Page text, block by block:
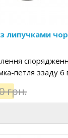
липучками
петля ззаду 6
грн.